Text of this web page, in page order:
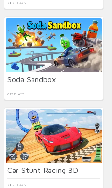
787 PLAYS
Soda Sandbox
619 PLAYS
Car Stunt Racing 3D
782 PLAYS